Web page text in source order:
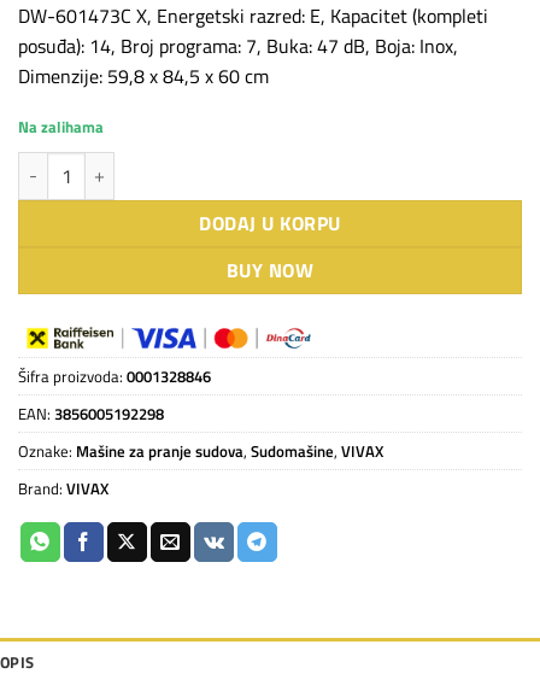
DW-601473C X, Energetski razred: E, Kapacitet (kompleti
posuđa): 14, Broj programa: 7, Buka: 47 dB, Boja: Inox,
Dimenzije: 59,8 x 84,5 x 60 cm
Na zalihama
VIVAX HOME samostojeća mašina za pranje posuđa DW-601473C X
DODAJ U KORPU
BUY NOW
Šifra proizvoda: 0001328846
EAN: 3856005192298
Oznake: Mašine za pranje sudova, Sudomašine, VIVAX
Brand: VIVAX
OPIS